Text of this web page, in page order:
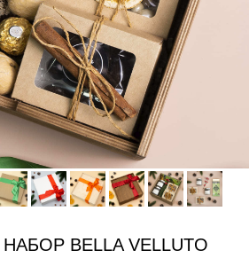
BELLA VELLUTO